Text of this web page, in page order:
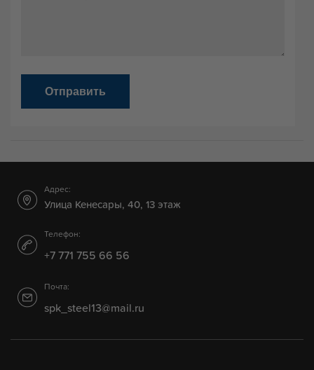
Отправить
Адрес:
Улица Кенесары, 40, 13 этаж
Телефон:
+7 771 755 66 56
Почта:
spk_steel13@mail.ru